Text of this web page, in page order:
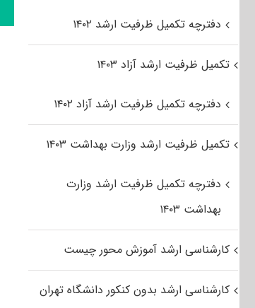
دفترچه تکمیل ظرفیت ارشد ۱۴۰۲
تکمیل ظرفیت ارشد آزاد ۱۴۰۳
دفترچه تکمیل ظرفیت ارشد آزاد ۱۴۰۲
تکمیل ظرفیت ارشد وزارت بهداشت ۱۴۰۳
دفترچه تکمیل ظرفیت ارشد وزارت
بهداشت ۱۴۰۳
کارشناسی ارشد آموزش محور چیست
کارشناسی ارشد بدون کنکور دانشگاه تهران